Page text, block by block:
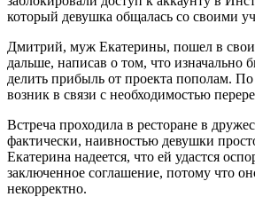
который девушка общалась со своими
Дмитрий, муж Екатерины, пошел в
дальше, написав о том, что изначально
делить прибыль от проекта пополам. По
возник в связи с необходимостью
Встреча проходила в ресторане в
фактически, наивностью девушки
Екатерина надеется, что ей удастся
заключенное соглашение, потому что
некорректно.